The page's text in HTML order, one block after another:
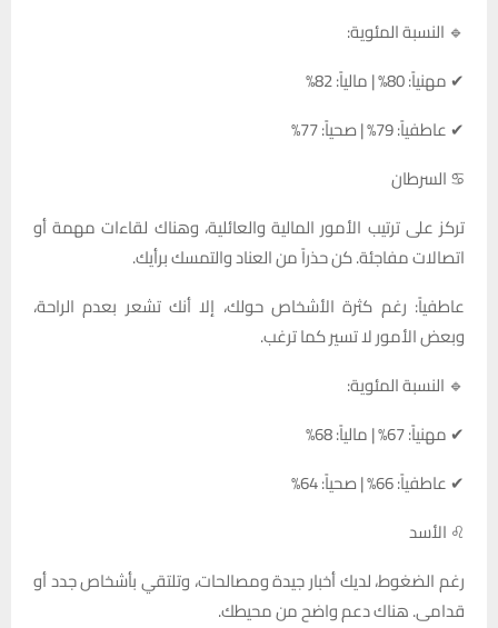
🔹 النسبة المئوية:
✔ مهنياً: 80% | مالياً: 82%
✔ عاطفياً: 79% | صحياً: 77%
♋ السرطان
تركز على ترتيب الأمور المالية والعائلية، وهناك لقاءات مهمة أو
اتصالات مفاجئة. كن حذراً من العناد والتمسك برأيك.
عاطفياً: رغم كثرة الأشخاص حولك، إلا أنك تشعر بعدم الراحة،
وبعض الأمور لا تسير كما ترغب.
🔹 النسبة المئوية:
✔ مهنياً: 67% | مالياً: 68%
✔ عاطفياً: 66% | صحياً: 64%
♌ الأسد
رغم الضغوط، لديك أخبار جيدة ومصالحات، وتلتقي بأشخاص جدد أو
قدامى. هناك دعم واضح من محيطك.